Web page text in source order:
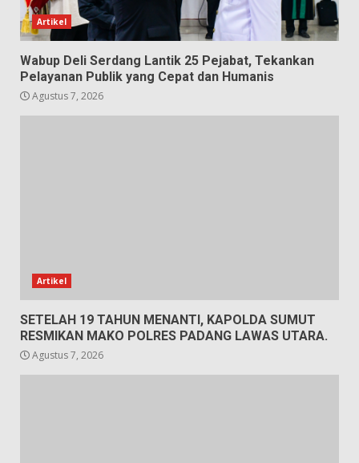
Artikel
Wabup Deli Serdang Lantik 25 Pejabat, Tekankan
Pelayanan Publik yang Cepat dan Humanis
Agustus 7, 2026
Artikel
SETELAH 19 TAHUN MENANTI, KAPOLDA SUMUT
RESMIKAN MAKO POLRES PADANG LAWAS UTARA.
Agustus 7, 2026